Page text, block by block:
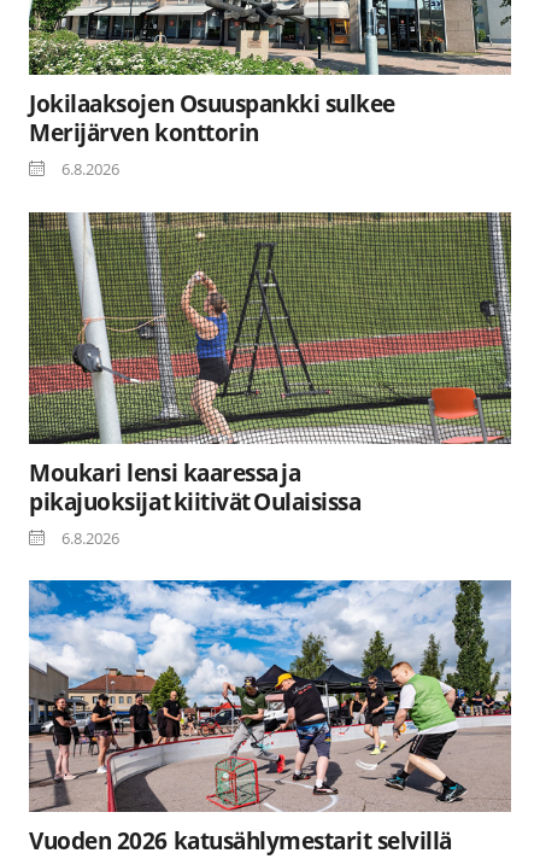
Jokilaaksojen Osuuspankki sulkee
Merijärven konttorin
6.8.2026
Moukari lensi kaaressa ja
pikajuoksijat kiitivät Oulaisissa
6.8.2026
Vuoden 2026 katusählymestarit selvillä